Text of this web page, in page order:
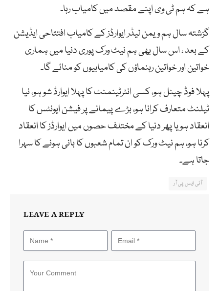
ہے کہ ہم ٹی وی اپنے مقصد میں کامیاب رہا۔
گزشتہ سال ہم ویمن لیڈر ایوارڈز کے کامیاب افتتاحی ایڈیشن
کے بعد ، اس سال بھی ہم نیٹ ورک پوری دنیا میں ہماری
خواتین اور خواتین رہنماؤں کی کامیابیوں کو منائے گا۔
پہلا فوڈ چینل ہو، کسی انٹرٹینمنٹ کا پہلا ایوارڈ شو ہو، نیا
ٹیلنٹ متعارف کرانا ہو، بڑے پیمانے پر فیشن ایونٹس کا
انعقاد ہو یا پھر دنیا کے مختلف حصوں میں ایوارڈز کا انعقاد
کرنا ہو، ہم نیٹ ورک کو ان تمام شعبوں کا بانی ہونے کا سہرا
جاتا ہے۔
آئی ایس پی آر
LEAVE A REPLY